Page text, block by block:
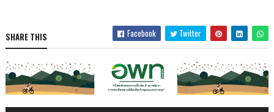
SHARE THIS Facebook Twitter